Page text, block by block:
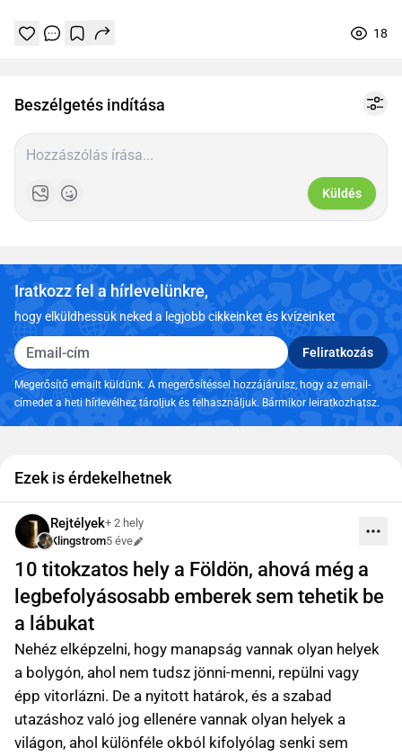
Tetszik Mentés
0
18
Beszélgetés indítása
Küldés
Iratkozz fel a hírlevelünkre,
hogy elküldhessük neked a legjobb cikkeinket és kvízeinket
Email-cím Feliratkozás
Megerősítő emailt küldünk. A megerősítéssel hozzájárulsz, hogy az email-
címedet a heti hírlevélhez tároljuk és felhasználjuk. Bármikor leiratkozhatsz.
Ezek is érdekelhetnek
Rejtélyek+ 2 hely
Klingstrom5 éve
Szerkesztve
10 titokzatos hely a Földön, ahová még a
legbefolyásosabb emberek sem tehetik be
a lábukat
Nehéz elképzelni, hogy manapság vannak olyan helyek
a bolygón, ahol nem tudsz jönni-menni, repülni vagy
épp vitorlázni. De a nyitott határok, és a szabad
utazáshoz való jog ellenére vannak olyan helyek a
világon, ahol különféle okból kifolyólag senki sem